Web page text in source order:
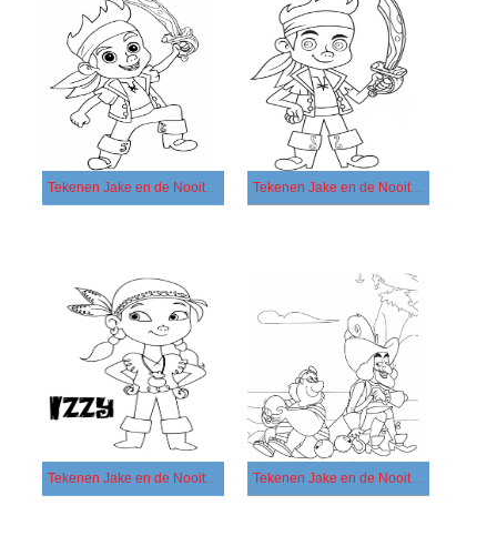
Tekenen Jake en de Nooitgedachtland Piraten basis Tekenen Jake en de Nooitgedachtland Piraten eenvoudig
Tekenen Jake en de Nooitgedachtland Piraten gratis afdrukbaar basis Tekenen Jake en de Nooitgedachtland Piraten gratis afdrukbaar eenvoudig